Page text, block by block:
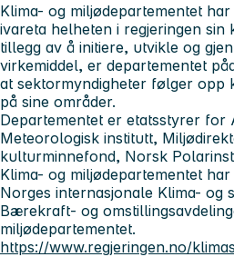
Klima- og miljødepartementet
ivareta helheten i regjeringen
tillegg av å initiere, utvikle og
virkemiddel, er departementet
at sektormyndigheter følger opp
på sine områder.
Departementet er etatsstyrer for
Meteorologisk institutt,
kulturminnefond, Norsk
Klima- og miljødepartementet har
Norges internasjonale Klima- og
Bærekraft- og
miljødepartementet.
https://www.regjeringen.no/